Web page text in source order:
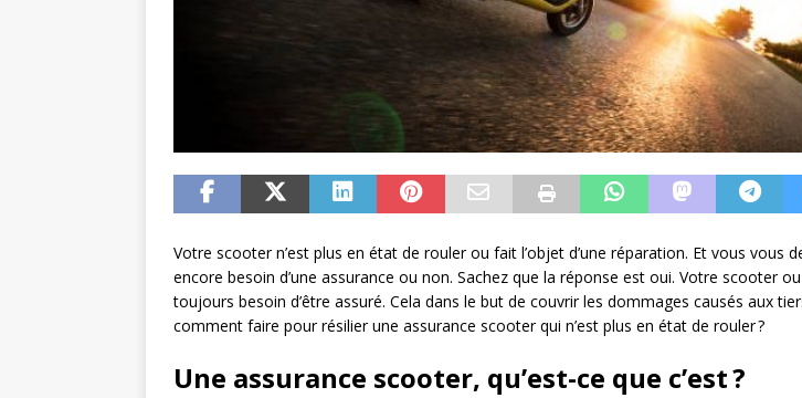
Votre scooter n’est plus en état de rouler ou fait l’objet d’une réparation. Et vous vous
encore besoin d’une assurance ou non. Sachez que la réponse est oui. Votre scooter
toujours besoin d’être assuré. Cela dans le but de couvrir les dommages causés aux
comment faire pour résilier une assurance scooter qui n’est plus en état de rouler ?
Une assurance scooter, qu’est-ce que c’est ?